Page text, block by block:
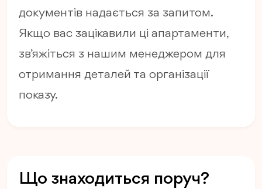
документів надається за запитом.
Якщо вас зацікавили ці апартаменти,
зв’яжіться з нашим менеджером для
отримання деталей та організації
показу.
Що знаходиться поруч?